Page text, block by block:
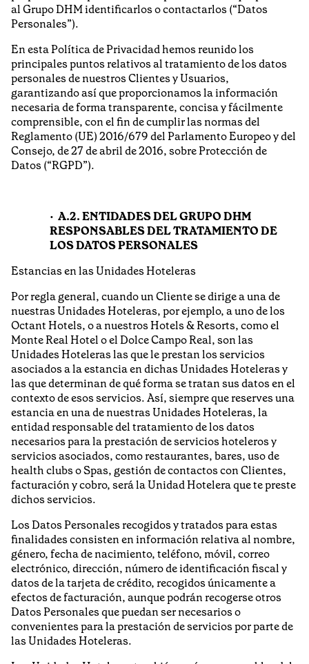
al Grupo DHM identificarlos o contactarlos (“Datos
Personales”).
En esta Política de Privacidad hemos reunido los
principales puntos relativos al tratamiento de los datos
personales de nuestros Clientes y Usuarios,
garantizando así que proporcionamos la información
necesaria de forma transparente, concisa y fácilmente
comprensible, con el fin de cumplir las normas del
Reglamento (UE) 2016/679 del Parlamento Europeo y del
Consejo, de 27 de abril de 2016, sobre Protección de
Datos (“RGPD”).
A.2. ENTIDADES DEL GRUPO DHM
RESPONSABLES DEL TRATAMIENTO DE
LOS DATOS PERSONALES
Estancias en las Unidades Hoteleras
Por regla general, cuando un Cliente se dirige a una de
nuestras Unidades Hoteleras, por ejemplo, a uno de los
Octant Hotels, o a nuestros Hotels & Resorts, como el
Monte Real Hotel o el Dolce Campo Real, son las
Unidades Hoteleras las que le prestan los servicios
asociados a la estancia en dichas Unidades Hoteleras y
las que determinan de qué forma se tratan sus datos en el
contexto de esos servicios. Así, siempre que reserves una
estancia en una de nuestras Unidades Hoteleras, la
entidad responsable del tratamiento de los datos
necesarios para la prestación de servicios hoteleros y
servicios asociados, como restaurantes, bares, uso de
health clubs o Spas, gestión de contactos con Clientes,
facturación y cobro, será la Unidad Hotelera que te preste
dichos servicios.
Los Datos Personales recogidos y tratados para estas
finalidades consisten en información relativa al nombre,
género, fecha de nacimiento, teléfono, móvil, correo
electrónico, dirección, número de identificación fiscal y
datos de la tarjeta de crédito, recogidos únicamente a
efectos de facturación, aunque podrán recogerse otros
Datos Personales que puedan ser necesarios o
convenientes para la prestación de servicios por parte de
las Unidades Hoteleras.